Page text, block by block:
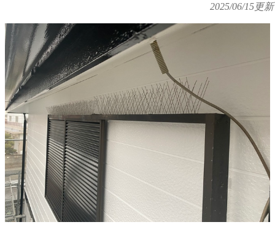
2025/06/15更新